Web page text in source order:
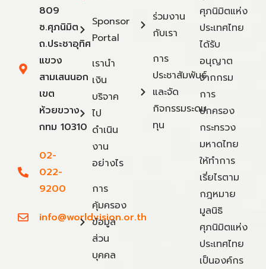
809
ซ.ศุภนิมิต
ถ.ประชาอุทิศ
แขวง
สามเสนนอก
เขต
ห้วยขวาง
กทม 10310
02-
022-
9200
info@worldvision.or.th
Sponsor
Portal
เรานำ
เงิน
บริจาค
ไป
ดำเนิน
งาน
อย่างไร
การ
คุ้มครอง
ข้อมูล
ส่วน
บุคคล
ร่วมงาน
กับเรา
การ
ประชาสัมพันธ์
และจัด
กิจกรรมระดม
ทุน
ศุภนิมิตแห่ง
ประเทศไทย
ได้รับ
อนุญาต
จากกรม
การ
ปกครอง
กระทรวง
มหาดไทย
ให้ทำการ
เรี่ยไรตาม
กฎหมาย
มูลนิธิ
ศุภนิมิตแห่ง
ประเทศไทย
เป็นองค์กร